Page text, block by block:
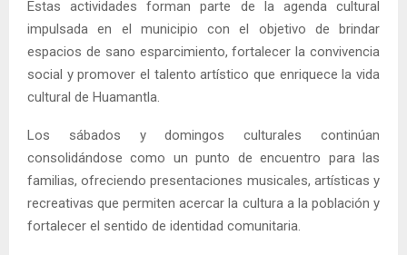
Estas actividades forman parte de la agenda cultural
impulsada en el municipio con el objetivo de brindar
espacios de sano esparcimiento, fortalecer la convivencia
social y promover el talento artístico que enriquece la vida
cultural de Huamantla.
Los sábados y domingos culturales continúan
consolidándose como un punto de encuentro para las
familias, ofreciendo presentaciones musicales, artísticas y
recreativas que permiten acercar la cultura a la población y
fortalecer el sentido de identidad comunitaria.